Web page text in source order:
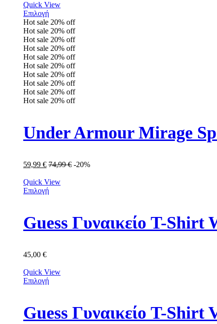
Quick View
Επιλογή
Hot sale 20% off
Hot sale 20% off
Hot sale 20% off
Hot sale 20% off
Hot sale 20% off
Hot sale 20% off
Hot sale 20% off
Hot sale 20% off
Hot sale 20% off
Hot sale 20% off
Under Armour Mirage
59,99 € 74,99€ -20%
Quick View
Επιλογή
Guess Γυναικείο T-
45,00 €
Quick View
Επιλογή
Guess Γυναικείο T-